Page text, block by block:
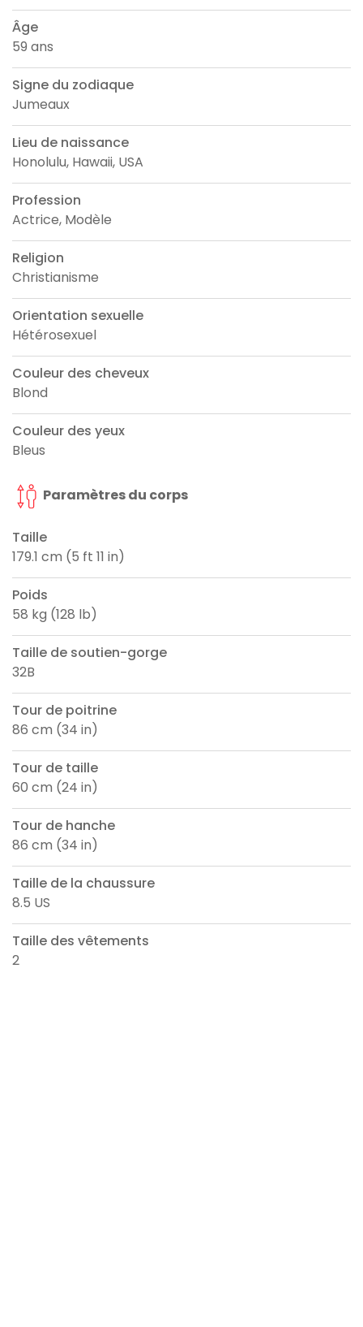
Âge
59 ans
Signe du zodiaque
Jumeaux
Lieu de naissance
Honolulu, Hawaii, USA
Profession
Actrice, Modèle
Religion
Christianisme
Orientation sexuelle
Hétérosexuel
Couleur des cheveux
Blond
Couleur des yeux
Bleus
Paramètres du corps
Taille
179.1 cm (5 ft 11 in)
Poids
58 kg (128 lb)
Taille de soutien-gorge
32B
Tour de poitrine
86 cm (34 in)
Tour de taille
60 cm (24 in)
Tour de hanche
86 cm (34 in)
Taille de la chaussure
8.5 US
Taille des vêtements
2